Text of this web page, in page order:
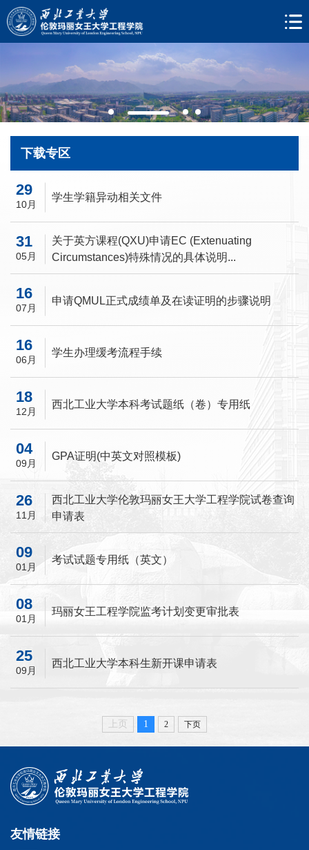
下载专区
29
10月
学生学籍异动相关文件
31
05月
关于英方课程(QXU)申请EC (Extenuating
Circumstances)特殊情况的具体说明...
16
07月
申请QMUL正式成绩单及在读证明的步骤说明
16
06月
学生办理缓考流程手续
18
12月
西北工业大学本科考试题纸（卷）专用纸
04
09月
GPA证明(中英文对照模板)
26
11月
西北工业大学伦敦玛丽女王大学工程学院试卷查询
申请表
09
01月
考试试题专用纸（英文）
08
01月
玛丽女王工程学院监考计划变更审批表
25
09月
西北工业大学本科生新开课申请表
上页 1 2 下页
友情链接